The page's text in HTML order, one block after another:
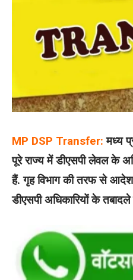
MP DSP Transfer: मध्य
पूरे राज्य में डीएसपी लेवल के
हैं. गृह विभाग की तरफ से आदेश
डीएसपी अधिकारियों के